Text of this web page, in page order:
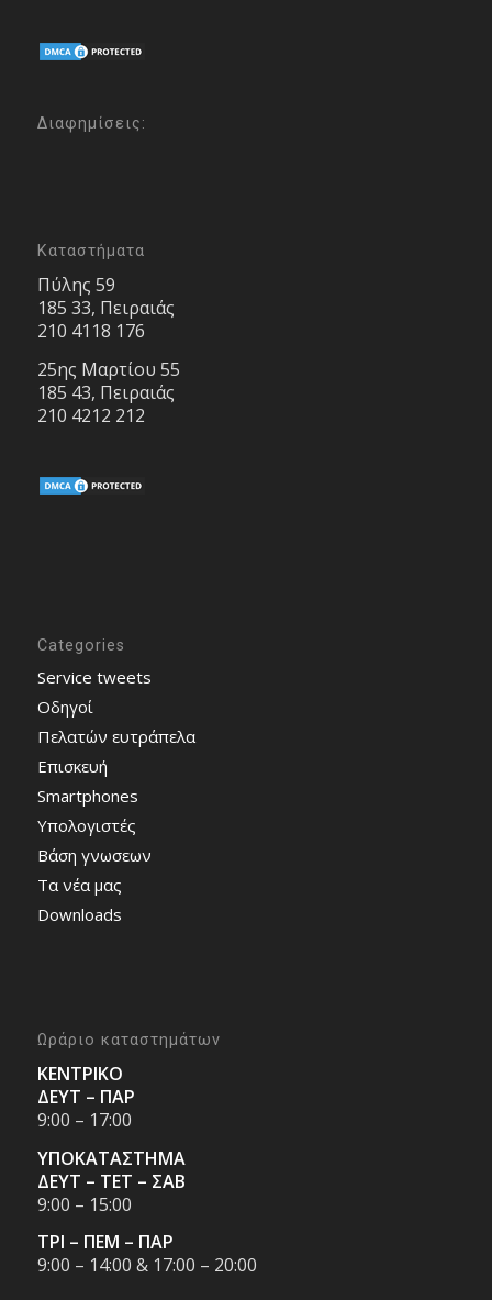
Διαφημίσεις:
Καταστήματα
Πύλης 59
185 33, Πειραιάς
210 4118 176
25ης Μαρτίου 55
185 43, Πειραιάς
210 4212 212
Categories
Service tweets
Οδηγοί
Πελατών ευτράπελα
Επισκευή
Smartphones
Υπολογιστές
Bάση γνωσεων
Τα νέα μας
Downloads
Ωράριο καταστημάτων
ΚΕΝΤΡΙΚΟ
ΔΕΥΤ – ΠΑΡ
9:00 – 17:00
ΥΠΟΚΑΤΑΣΤΗΜΑ
ΔΕΥΤ – ΤΕΤ – ΣΑΒ
9:00 – 15:00
ΤΡΙ – ΠΕΜ – ΠΑΡ
9:00 – 14:00 & 17:00 – 20:00